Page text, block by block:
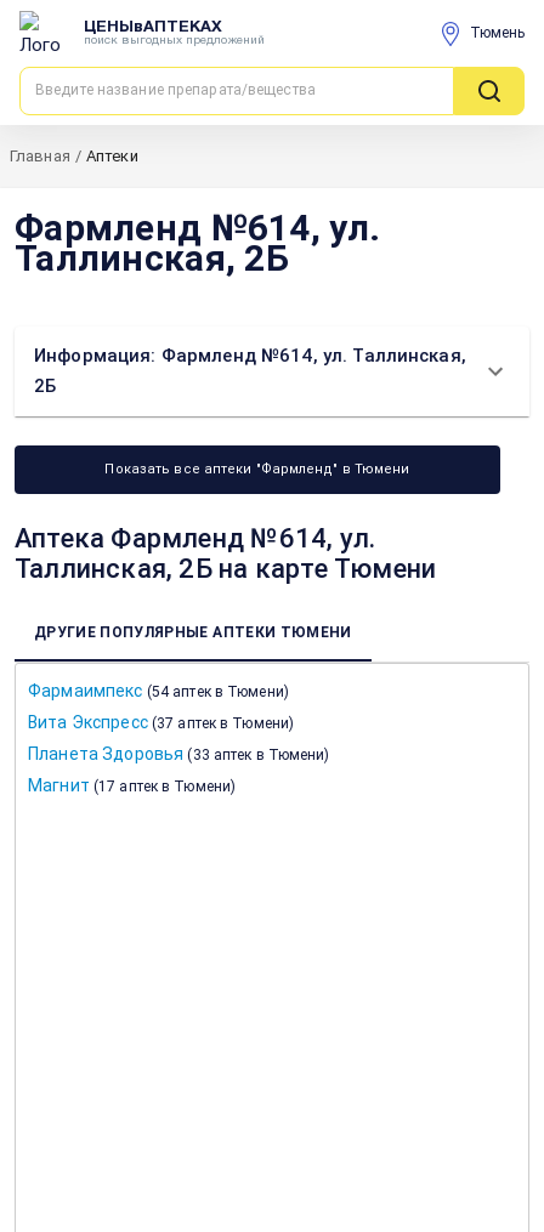
ЦЕНЫвАПТЕКАХ
поиск выгодных предложений Тюмень
Главная / Аптеки
Фармленд №614, ул.
Таллинская, 2Б
Информация: Фармленд №614, ул. Таллинская,
2Б
Показать все аптеки "Фармленд" в Тюмени
Аптека Фармленд №614, ул.
Таллинская, 2Б на карте Тюмени
ДРУГИЕ ПОПУЛЯРНЫЕ АПТЕКИ ТЮМЕНИ
Фармаимпекс (54 аптек в Тюмени)
Вита Экспресс (37 аптек в Тюмени)
Планета Здоровья ( 33 аптек в Тюмени)
Магнит (17 аптек в Тюмени)